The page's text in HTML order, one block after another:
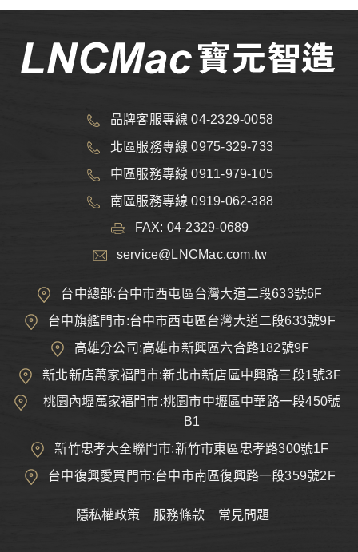
品牌客服專線 04-2329-0058
北區服務專線 0975-329-733
中區服務專線 0911-979-105
南區服務專線 0919-062-388
FAX: 04-2329-0689
service@LNCMac.com.tw
台中總部:台中市西屯區台灣大道二段633號6F
台中旗艦門市:台中市西屯區台灣大道二段633號9F
高雄分公司:高雄市新興區六合路182號9F
新北新店萬家福門市:新北市新店區中興路三段1號3F
桃園內壢萬家福門市:桃園市中壢區中華路一段450號
B1
新竹忠孝大全聯門市:新竹市東區忠孝路300號1F
台中復興愛買門市:台中市南區復興路一段359號2F
隱私權政策 服務條款 常見問題